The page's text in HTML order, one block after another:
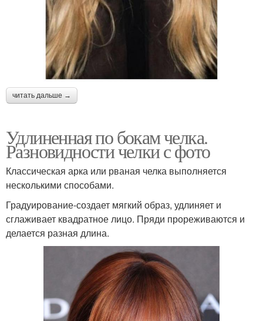
читать дальше →
Удлиненная по бокам челка.
Разновидности челки с фото
Классическая арка или рваная челка выполняется
несколькими способами.
Градуирование-создает мягкий образ, удлиняет и
сглаживает квадратное лицо. Пряди прореживаются и
делается разная длина.